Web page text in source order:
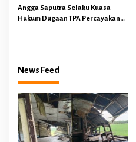
Angga Saputra Selaku Kuasa
Hukum Dugaan TPA Percayakan
News Feed